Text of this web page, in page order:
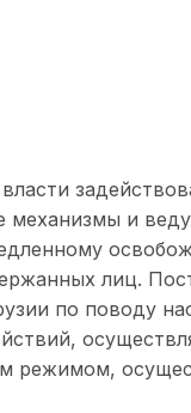
и
лиц.
по поводу
режимом,